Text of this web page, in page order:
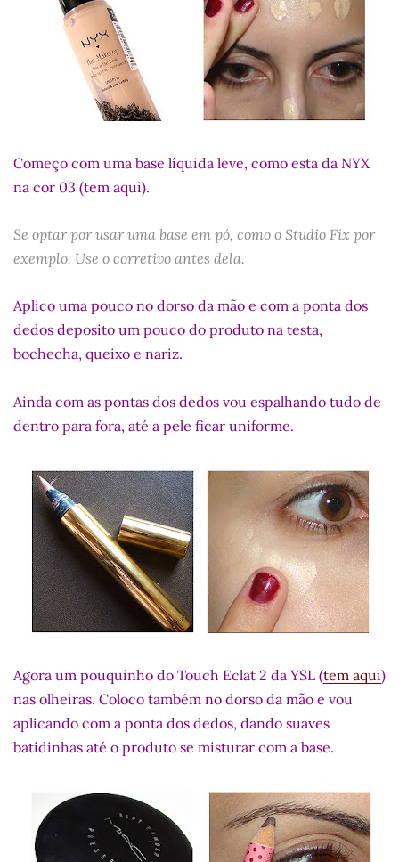
Começo com uma base líquida leve, como esta da NYX
na cor 03 (tem aqui).
Se optar por usar uma base em pó, como o Studio Fix por
exemplo. Use o corretivo antes dela.
Aplico uma pouco no dorso da mão e com a ponta dos
dedos deposito um pouco do produto na testa,
bochecha, queixo e nariz.
Ainda com as pontas dos dedos vou espalhando tudo de
dentro para fora, até a pele ficar uniforme.
Agora um pouquinho do Touch Eclat 2 da YSL (tem aqui)
nas olheiras. Coloco também no dorso da mão e vou
aplicando com a ponta dos dedos, dando suaves
batidinhas até o produto se misturar com a base.